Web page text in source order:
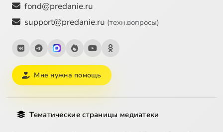
fond@predanie.ru
support@predanie.ru (техн.вопросы)
Мне нужна помощь
Тематические страницы медиатеки